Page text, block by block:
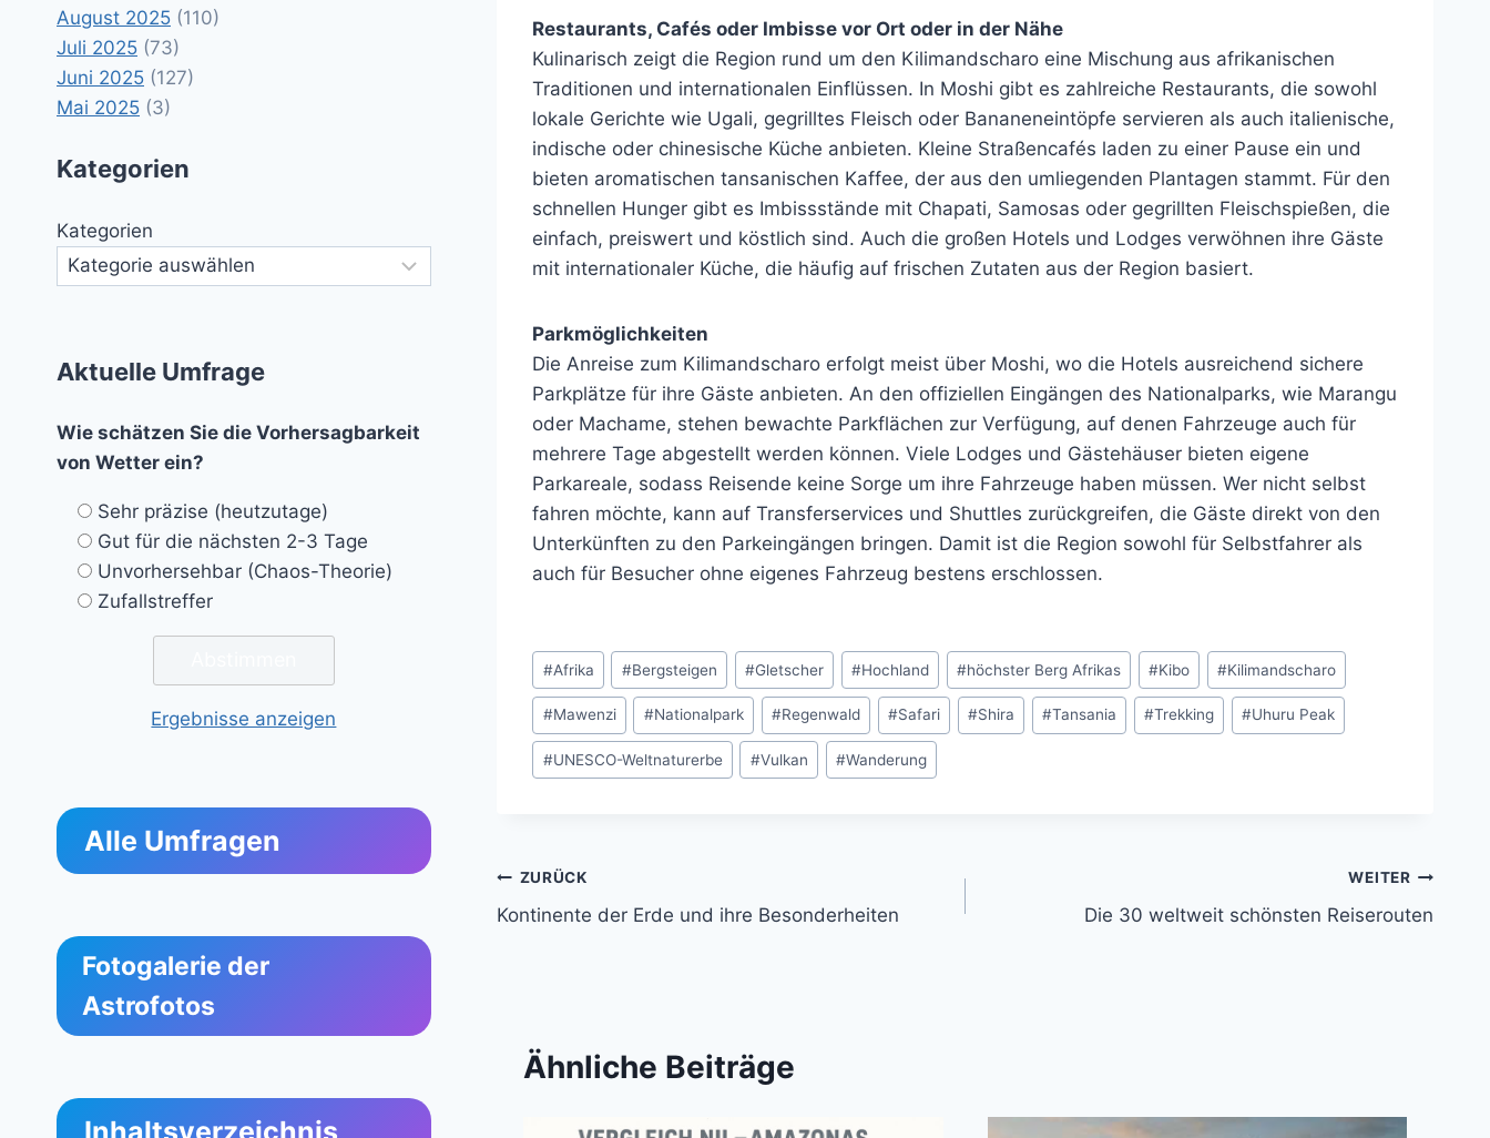
Restaurants, Cafés oder Imbisse vor Ort oder in der Nähe
Kulinarisch zeigt die Region rund um den Kilimandscharo eine Mischung aus afrikanischen
Traditionen und internationalen Einflüssen. In Moshi gibt es zahlreiche Restaurants, die sowohl
lokale Gerichte wie Ugali, gegrilltes Fleisch oder Bananeneintöpfe servieren als auch italienische,
indische oder chinesische Küche anbieten. Kleine Straßencafés laden zu einer Pause ein und
bieten aromatischen tansanischen Kaffee, der aus den umliegenden Plantagen stammt. Für den
schnellen Hunger gibt es Imbissstände mit Chapati, Samosas oder gegrillten Fleischspießen, die
einfach, preiswert und köstlich sind. Auch die großen Hotels und Lodges verwöhnen ihre Gäste
mit internationaler Küche, die häufig auf frischen Zutaten aus der Region basiert.
Parkmöglichkeiten
Die Anreise zum Kilimandscharo erfolgt meist über Moshi, wo die Hotels ausreichend sichere
Parkplätze für ihre Gäste anbieten. An den offiziellen Eingängen des Nationalparks, wie Marangu
oder Machame, stehen bewachte Parkflächen zur Verfügung, auf denen Fahrzeuge auch für
mehrere Tage abgestellt werden können. Viele Lodges und Gästehäuser bieten eigene
Parkareale, sodass Reisende keine Sorge um ihre Fahrzeuge haben müssen. Wer nicht selbst
fahren möchte, kann auf Transferservices und Shuttles zurückgreifen, die Gäste direkt von den
Unterkünften zu den Parkeingängen bringen. Damit ist die Region sowohl für Selbstfahrer als
auch für Besucher ohne eigenes Fahrzeug bestens erschlossen.
Schlagworte:
#Afrika #Bergsteigen #Gletscher #Hochland #höchster Berg Afrikas #Kibo #Kilimandscharo
#Mawenzi #Nationalpark #Regenwald #Safari #Shira #Tansania #Trekking #Uhuru Peak
#UNESCO-Weltnaturerbe #Vulkan #Wanderung
Beitragsnavigation
ZURÜCK
Kontinente der Erde und ihre Besonderheiten
WEITER
Die 30 weltweit schönsten Reiserouten
Ähnliche Beiträge
August 2025 (110)
Juli 2025 (73)
Juni 2025 (127)
Mai 2025 (3)
Kategorien
Kategorien
Aktuelle Umfrage
Wie schätzen Sie die Vorhersagbarkeit
von Wetter ein?
Sehr präzise (heutzutage)
Gut für die nächsten 2-3 Tage
Unvorhersehbar (Chaos-Theorie)
Zufallstreffer
Ergebnisse anzeigen
Alle Umfragen
Fotogalerie der
Astrofotos
Inhaltsverzeichnis